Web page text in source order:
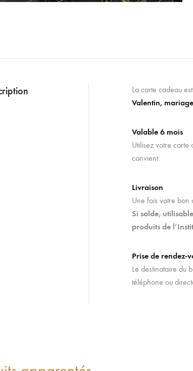
La carte cadeau
Valentin,
Valable 6 mois
Utilisez votre carte
convient.
Livraison
Une fois votre bon
Si solde,
produits de
Prise de rendez-
Le destinataire du
téléphone ou